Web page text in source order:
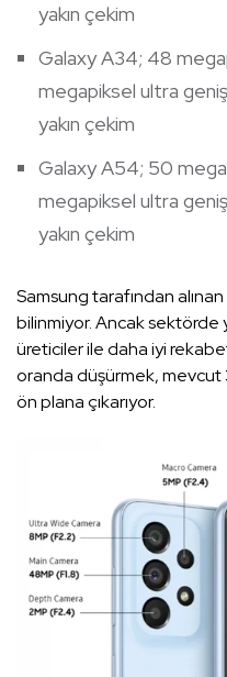
yakın çekim
Galaxy A34; 48
megapiksel ultra
yakın çekim
Galaxy A54; 50
megapiksel ultra
yakın çekim
Samsung tarafından
bilinmiyor. Ancak sektörde
üreticiler ile daha iyi
oranda düşürmek, mevcut
ön plana çıkarıyor.